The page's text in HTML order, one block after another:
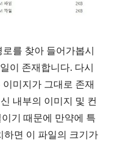
를 찾아 들어가봅시
이 존재합니다. 다시
미지가 그대로 존재
내부의 이미지 및 컨
이기 때문에 만약에 특
하면 이 파일의 크기가